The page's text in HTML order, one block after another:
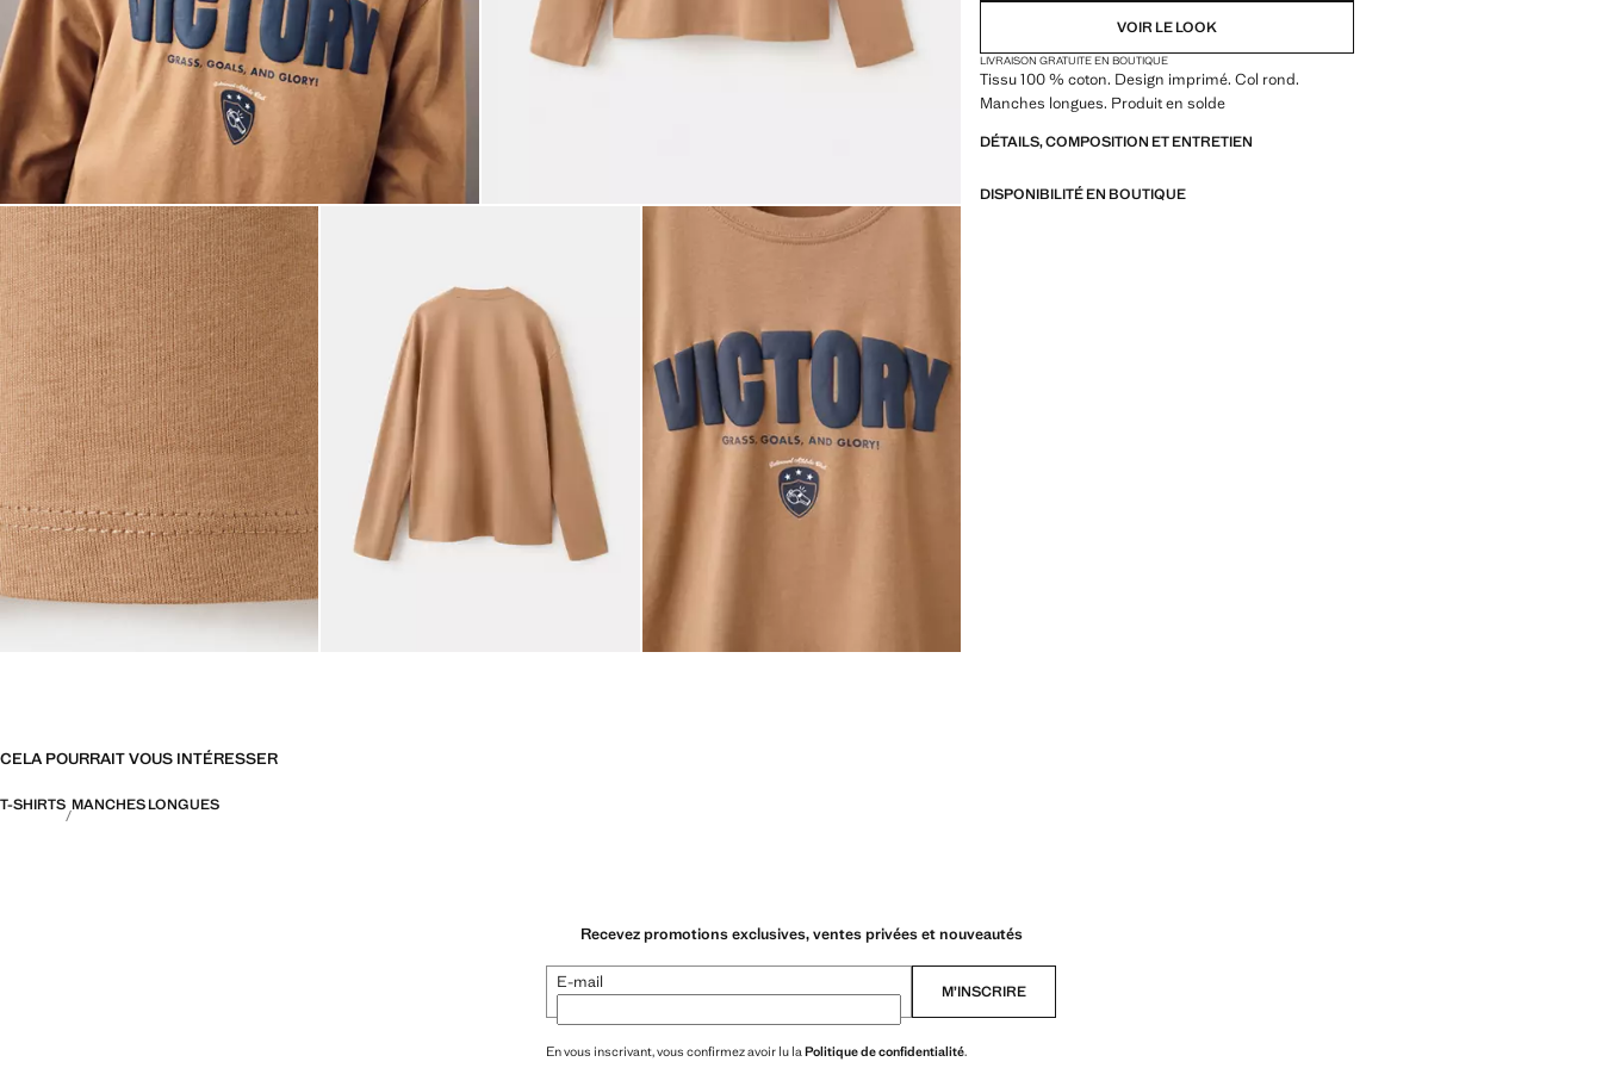
VOIR LE LOOK
LIVRAISON GRATUITE EN BOUTIQUE
Tissu 100 % coton. Design imprimé. Col rond.
Manches longues. Produit en solde
DÉTAILS, COMPOSITION ET ENTRETIEN
DISPONIBILITÉ EN BOUTIQUE
CELA POURRAIT VOUS INTÉRESSER
T-SHIRTS MANCHES LONGUES
Recevez promotions exclusives, ventes privées et nouveautés
E-mail M’INSCRIRE
En vous inscrivant, vous confirmez avoir lu laPolitique de confidentialité.